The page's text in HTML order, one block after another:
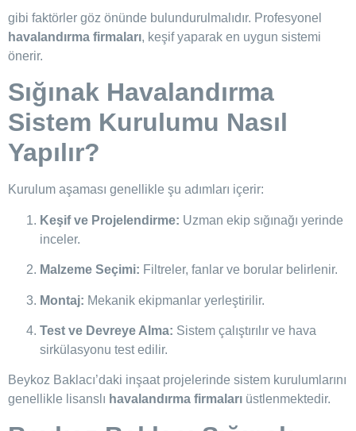
gibi faktörler göz önünde bulundurulmalıdır. Profesyonel
havalandırma firmaları, keşif yaparak en uygun sistemi
önerir.
Sığınak Havalandırma
Sistem Kurulumu Nasıl
Yapılır?
Kurulum aşaması genellikle şu adımları içerir:
Keşif ve Projelendirme: Uzman ekip sığınağı yerinde
inceler.
Malzeme Seçimi: Filtreler, fanlar ve borular belirlenir.
Montaj: Mekanik ekipmanlar yerleştirilir.
Test ve Devreye Alma: Sistem çalıştırılır ve hava
sirkülasyonu test edilir.
Beykoz Baklacı’daki inşaat projelerinde sistem kurulumlarını
genellikle lisanslı havalandırma firmaları üstlenmektedir.